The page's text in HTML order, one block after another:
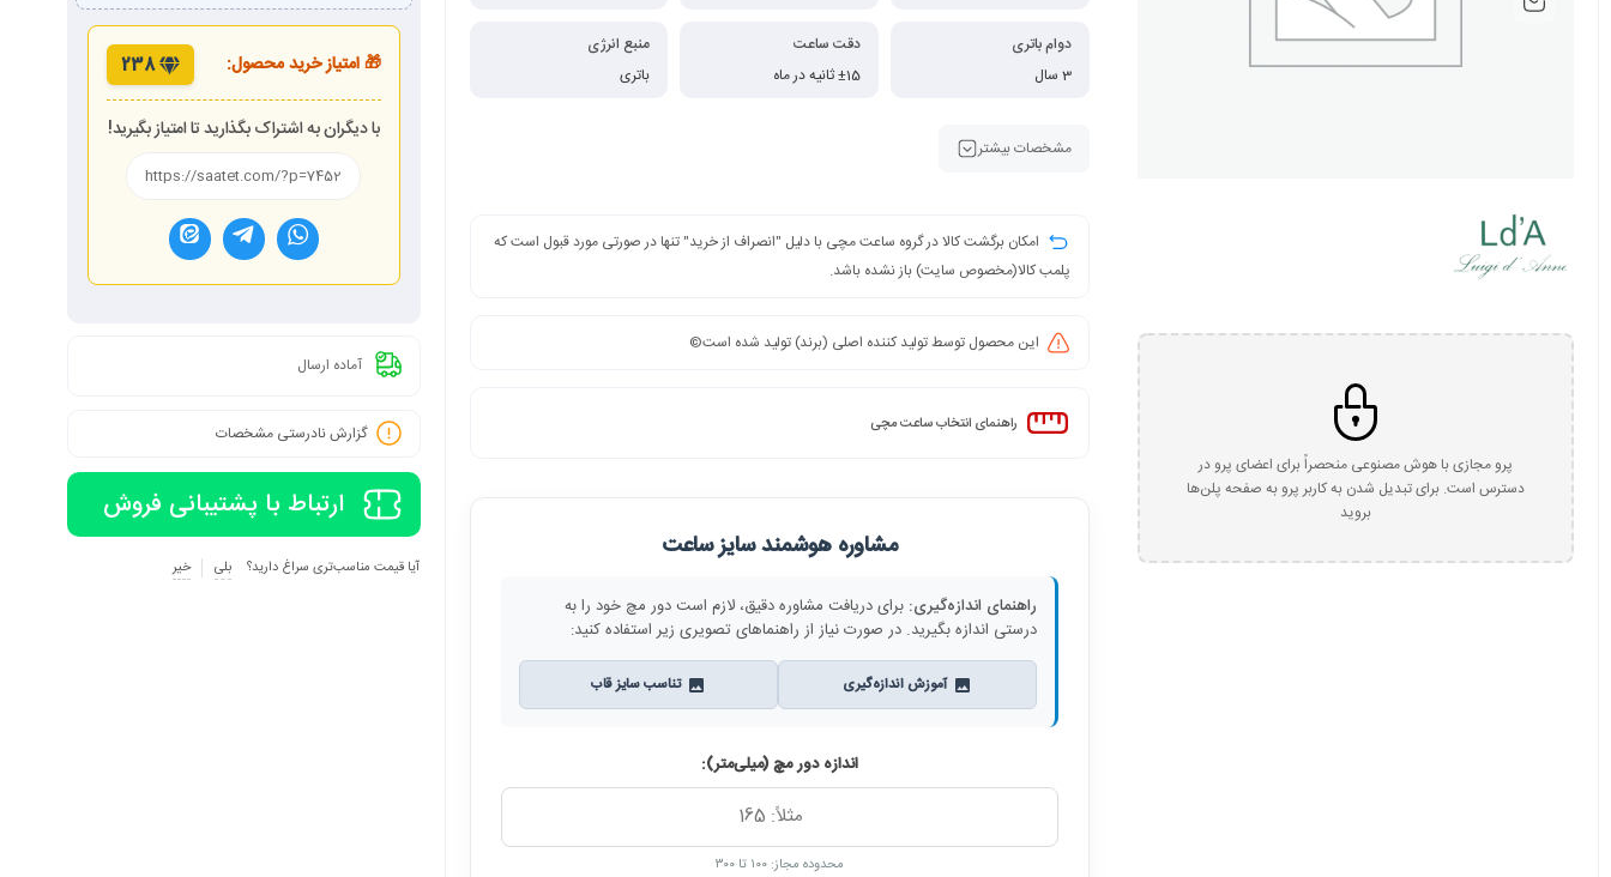
پرو مجازی با هوش مصنوعی منحصراً برای اعضای پرو در
دسترس است. برای تبدیل شدن به کاربر پرو به صفحه پلن‌ها
بروید
دوام باتری
3 سال
دقت ساعت
±15 ثانیه در ماه
منبع انرژی
باتری
مشخصات بیشتر
امکان برگشت کالا در گروه ساعت مچی با دلیل "انصراف از خرید" تنها در صورتی مورد قبول است که
پلمب کالا(مخصوص سایت) باز نشده باشد.
این محصول توسط تولید کننده اصلی (برند) تولید شده است©️
راهنمای انتخاب ساعت مچی
مشاوره هوشمند سایز ساعت
راهنمای اندازه‌گیری: برای دریافت مشاوره دقیق، لازم است دور مچ خود را به
درستی اندازه بگیرید. در صورت نیاز از راهنماهای تصویری زیر استفاده کنید:
آموزش اندازه‌گیری تناسب سایز قاب
اندازه دور مچ (میلی‌متر):
محدوده مجاز: ۱۰۰ تا ۳۰۰
🎁 امتیاز خرید محصول: 238
با دیگران به اشتراک بگذارید تا امتیاز بگیرید!
آماده ارسال
گزارش نادرستی مشخصات
ارتباط با پشتیبانی فروش
آیا قیمت مناسب‌تری سراغ دارید؟ بلی خیر